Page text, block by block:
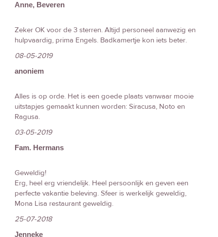
Anne, Beveren
Zeker OK voor de 3 sterren. Altijd personeel aanwezig en
hulpvaardig, prima Engels. Badkamertje kon iets beter.
08-05-2019
anoniem
Alles is op orde. Het is een goede plaats vanwaar mooie
uitstapjes gemaakt kunnen worden: Siracusa, Noto en
Ragusa.
03-05-2019
Fam. Hermans
Geweldig!
Erg, heel erg vriendelijk. Heel persoonlijk en geven een
perfecte vakantie beleving. Sfeer is werkelijk geweldig,
Mona Lisa restaurant geweldig.
25-07-2018
Jenneke